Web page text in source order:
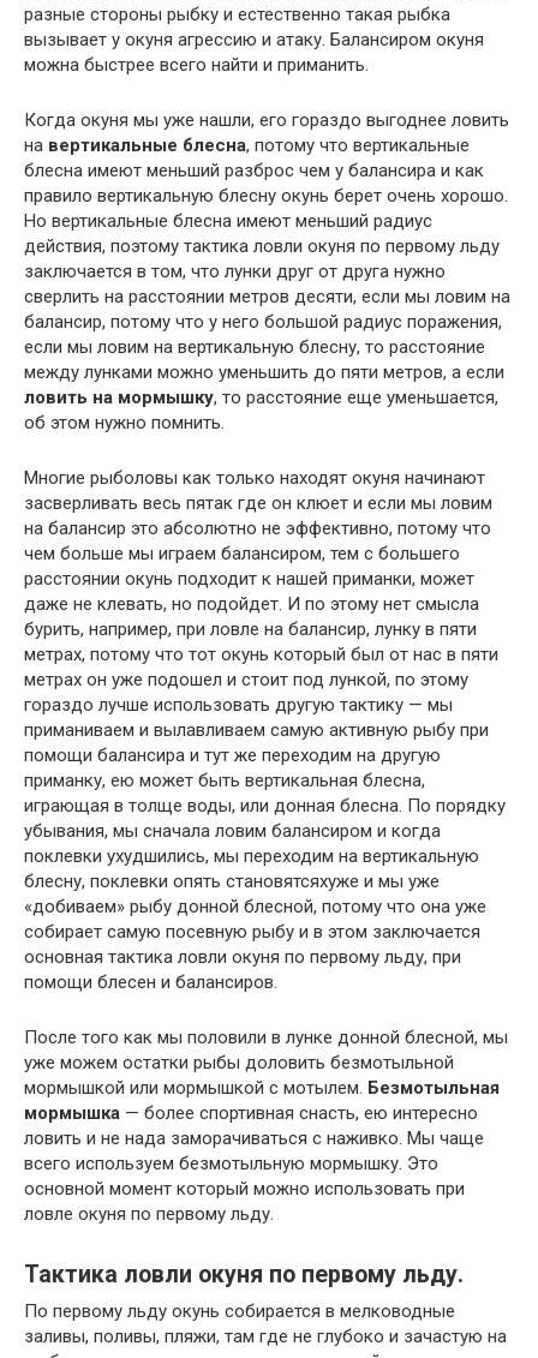
разные стороны рыбку и естественно такая рыбка
вызывает у окуня агрессию и атаку. Балансиром окуня
можна быстрее всего найти и приманить.
Когда окуня мы уже нашли, его гораздо выгоднее ловить
на вертикальные блесна, потому что вертикальные
блесна имеют меньший разброс чем у балансира и как
правило вертикальную блесну окунь берет очень хорошо.
Но вертикальные блесна имеют меньший радиус
действия, поэтому тактика ловли окуня по первому льду
заключается в том, что лунки друг от друга нужно
сверлить на расстоянии метров десяти, если мы ловим на
балансир, потому что у него большой радиус поражения,
если мы ловим на вертикальную блесну, то расстояние
между лунками можно уменьшить до пяти метров, а если
ловить на мормышку, то расстояние еще уменьшается,
об этом нужно помнить.
Многие рыболовы как только находят окуня начинают
засверливать весь пятак где он клюет и если мы ловим
на балансир это абсолютно не эффективно, потому что
чем больше мы играем балансиром, тем с большего
расстоянии окунь подходит к нашей приманки, может
даже не клевать, но подойдет. И по этому нет смысла
бурить, например, при ловле на балансир, лунку в пяти
метрах, потому что тот окунь который был от нас в пяти
метрах он уже подошел и стоит под лункой, по этому
гораздо лучше использовать другую тактику — мы
приманиваем и вылавливаем самую активную рыбу при
помощи балансира и тут же переходим на другую
приманку, ею может быть вертикальная блесна,
играющая в толще воды, или донная блесна. По порядку
убывания, мы сначала ловим балансиром и когда
поклевки ухудшились, мы переходим на вертикальную
блесну, поклевки опять становятсяхуже и мы уже
«добиваем» рыбу донной блесной, потому что она уже
собирает самую посевную рыбу и в этом заключается
основная тактика ловли окуня по первому льду, при
помощи блесен и балансиров.
После того как мы половили в лунке донной блесной, мы
уже можем остатки рыбы доловить безмотыльной
мормышкой или мормышкой с мотылем. Безмотыльная
мормышка — более спортивная снасть, ею интересно
ловить и не нада заморачиваться с наживко. Мы чаще
всего используем безмотыльную мормышку. Это
основной момент который можно использовать при
ловле окуня по первому льду.
Тактика ловли окуня по первому льду.
По первому льду окунь собирается в мелководные
заливы, поливы, пляжи, там где не глубоко и зачастую на